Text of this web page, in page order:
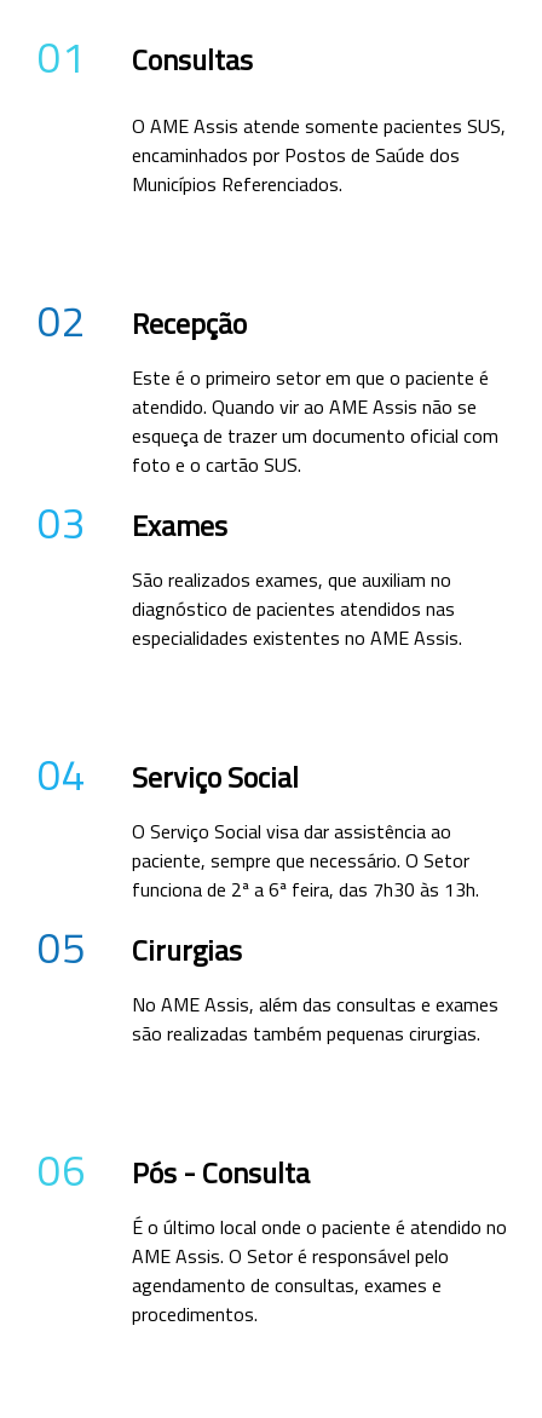
01 Consultas
O AME Assis atende somente pacientes SUS,
encaminhados por Postos de Saúde dos
Municípios Referenciados.
02 Recepção
Este é o primeiro setor em que o paciente é
atendido. Quando vir ao AME Assis não se
esqueça de trazer um documento oficial com
foto e o cartão SUS.
03 Exames
São realizados exames, que auxiliam no
diagnóstico de pacientes atendidos nas
especialidades existentes no AME Assis.
04 Serviço Social
O Serviço Social visa dar assistência ao
paciente, sempre que necessário. O Setor
funciona de 2ª a 6ª feira, das 7h30 às 13h.
05 Cirurgias
No AME Assis, além das consultas e exames
são realizadas também pequenas cirurgias.
06 Pós - Consulta
É o último local onde o paciente é atendido no
AME Assis. O Setor é responsável pelo
agendamento de consultas, exames e
procedimentos.